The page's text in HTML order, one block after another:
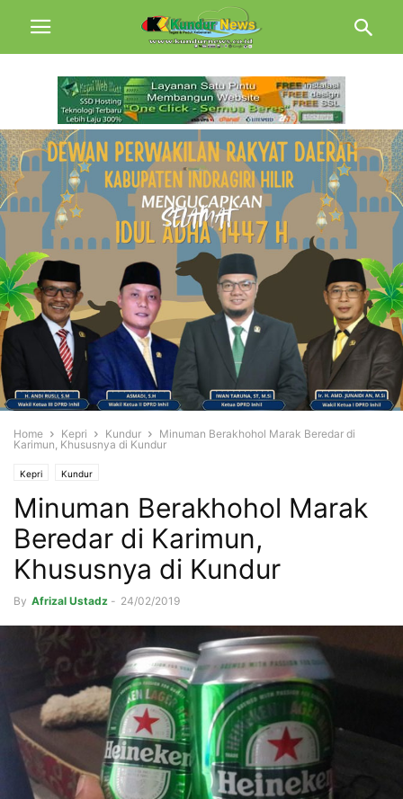
Home Kepri Kundur
Minuman Berakhohol Marak Beredar di
Karimun, Khususnya di Kundur
Kepri Kundur
Minuman Berakhohol Marak
Beredar di Karimun,
Khususnya di Kundur
By Afrizal Ustadz - 24/02/2019